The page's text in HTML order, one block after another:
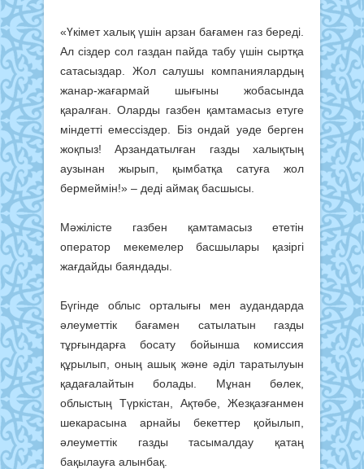
«Үкімет халық үшін арзан бағамен газ береді.
Ал сіздер сол газдан пайда табу үшін сыртқа
сатасыздар. Жол салушы компаниялардың
жанар-жағармай шығыны жобасында
қаралған. Оларды газбен қамтамасыз етуге
міндетті емессіздер. Біз ондай уәде берген
жоқпыз! Арзандатылған газды халықтың
аузынан жырып, қымбатқа сатуға жол
бермеймін!» – деді аймақ басшысы.
Мәжілісте газбен қамтамасыз ететін
оператор мекемелер басшылары қазіргі
жағдайды баяндады.
Бүгінде облыс орталығы мен аудандарда
әлеуметтік бағамен сатылатын газды
тұрғындарға босату бойынша комиссия
құрылып, оның ашық және әділ таратылуын
қадағалайтын болады. Мұнан бөлек,
облыстың Түркістан, Ақтөбе, Жезқазғанмен
шекарасына арнайы бекеттер қойылып,
әлеуметтік газды тасымалдау қатаң
бақылауға алынбақ.